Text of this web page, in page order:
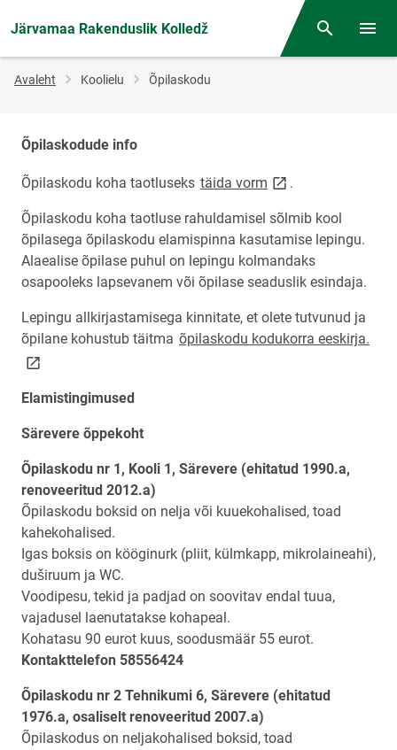
Järvamaa Rakenduslik Kolledž Otsing
Jälglink
Avaleht Koolielu Õpilaskodu
Õpilaskodude info
Õpilaskodu koha taotluseks täida vorm link opens on new
.
Õpilaskodu koha taotluse rahuldamisel sõlmib kool
õpilasega õpilaskodu elamispinna kasutamise lepingu.
Alaealise õpilase puhul on lepingu kolmandaks
osapooleks lapsevanem või õpilase seaduslik esindaja.
Lepingu allkirjastamisega kinnitate, et olete tutvunud ja
õpilane kohustub täitma õpilaskodu kodukorra eeskirja.
Elamistingimused
Särevere õppekoht
Õpilaskodu nr 1, Kooli 1, Särevere (ehitatud 1990.a,
renoveeritud 2012.a)
Õpilaskodu boksid on nelja või kuuekohalised, toad
kahekohalised.
Igas boksis on kööginurk (pliit, külmkapp, mikrolaineahi),
duširuum ja WC.
Voodipesu, tekid ja padjad on soovitav endal tuua,
vajadusel laenutatakse kohapeal.
Kohatasu 90 eurot kuus, soodusmäär 55 eurot.
Kontakttelefon 58556424
Õpilaskodu nr 2 Tehnikumi 6, Särevere (ehitatud
1976.a, osaliselt renoveeritud 2007.a)
Õpilaskodus on neljakohalised boksid, toad